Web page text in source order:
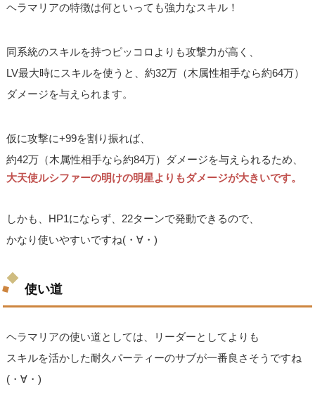
ヘラマリアの特徴は何といっても強力なスキル！
同系統のスキルを持つピッコロよりも攻撃力が高く、
LV最大時にスキルを使うと、約32万（木属性相手なら約64万）
ダメージを与えられます。
仮に攻撃に+99を割り振れば、
約42万（木属性相手なら約84万）ダメージを与えられるため、
大天使ルシファーの明けの明星よりもダメージが大きいです。
しかも、HP1にならず、22ターンで発動できるので、
かなり使いやすいですね(・∀・)
使い道
ヘラマリアの使い道としては、リーダーとしてよりも
スキルを活かした耐久パーティーのサブが一番良さそうですね
(・∀・)